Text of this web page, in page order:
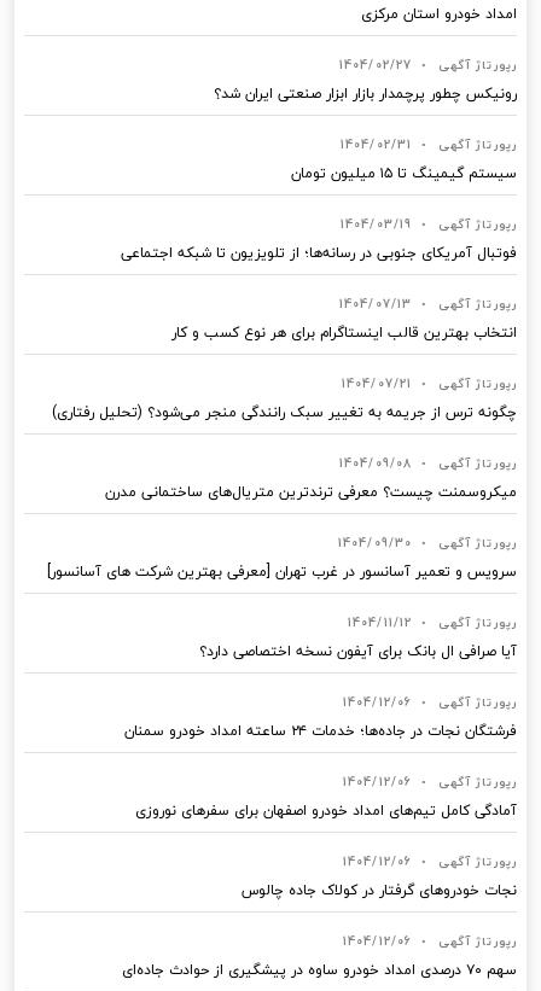
امداد خودرو استان مرکزی
رپورتاژ آگهی •
1404/02/27
رونیکس چطور پرچمدار بازار ابزار صنعتی ایران شد؟
رپورتاژ آگهی •
1404/02/31
سیستم گیمینگ تا ۱۵ میلیون تومان
رپورتاژ آگهی •
1404/03/19
فوتبال آمریکای جنوبی در رسانه‌ها؛ از تلویزیون تا شبکه اجتماعی
رپورتاژ آگهی •
1404/07/13
انتخاب بهترین قالب‌ اینستاگرام برای هر نوع کسب‌ و کار
رپورتاژ آگهی •
1404/07/21
چگونه ترس از جریمه به تغییر سبک رانندگی منجر می‌شود؟ (تحلیل رفتاری)
رپورتاژ آگهی •
1404/09/08
میکروسمنت چیست؟ معرفی ترندترین متریال‌های ساختمانی مدرن
رپورتاژ آگهی •
1404/09/30
سرویس و تعمیر آسانسور در غرب تهران [معرفی بهترین شرکت های آسانسور]
رپورتاژ آگهی •
1404/11/12
آیا صرافی ال بانک برای آیفون نسخه اختصاصی دارد؟
رپورتاژ آگهی •
1404/12/06
فرشتگان نجات در جاده‌ها؛ خدمات ۲۴ ساعته امداد خودرو سمنان
رپورتاژ آگهی •
1404/12/06
آمادگی کامل تیم‌های امداد خودرو اصفهان برای سفرهای نوروزی
رپورتاژ آگهی •
1404/12/06
نجات خودروهای گرفتار در کولاک جاده چالوس
رپورتاژ آگهی •
1404/12/06
سهم ۷۰ درصدی امداد خودرو ساوه در پیشگیری از حوادث جاده‌ای